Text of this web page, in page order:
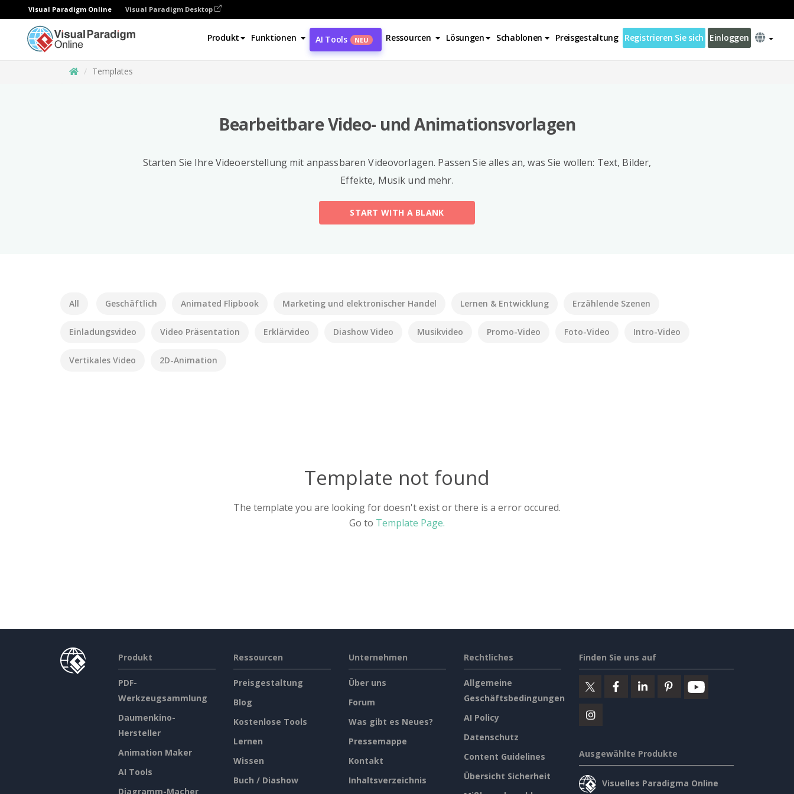
Visual Paradigm Online Visual Paradigm Desktop
Produkt Funktionen AI Tools NEU Ressourcen Lösungen Schablonen Preisgestaltung Registrieren Sie sich Einloggen
Templates
Bearbeitbare Video- und Animationsvorlagen
Starten Sie Ihre Videoerstellung mit anpassbaren Videovorlagen. Passen Sie alles an, was Sie wollen: Text, Bilder,
Effekte, Musik und mehr.
START WITH A BLANK
All Geschäftlich Animated Flipbook Marketing und elektronischer Handel Lernen & Entwicklung Erzählende Szenen
Einladungsvideo Video Präsentation Erklärvideo Diashow Video Musikvideo Promo-Video Foto-Video Intro-Video
Vertikales Video 2D-Animation
Template not found
The template you are looking for doesn't exist or there is a error occured.
Go to Template Page.
Produkt
PDF-
Werkzeugsammlung
Daumenkino-
Hersteller
Animation Maker
AI Tools
Diagramm-Macher
Ressourcen
Preisgestaltung
Blog
Kostenlose Tools
Lernen
Wissen
Buch / Diashow
Unternehmen
Über uns
Forum
Was gibt es Neues?
Pressemappe
Kontakt
Inhaltsverzeichnis
Rechtliches
Allgemeine
Geschäftsbedingungen
AI Policy
Datenschutz
Content Guidelines
Übersicht Sicherheit
Finden Sie uns auf
Ausgewählte Produkte
Visuelles Paradigma Online